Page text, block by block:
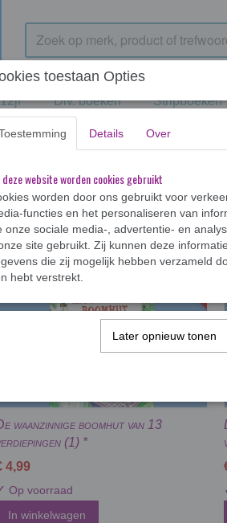
Div. boeken Stripboeken
op:
nw.prijs € 17.99
waanzinnige boomhut van 13
(1) *
4,99
Op voorraad
In winkelwagen
toestaan Opties
Details Over
deze website worden cookies gebruikt
worden door ons gebruikt voor
functies en het personaliseren van
onze sociale media-, advertentie- en
site gebruikt. Zij kunnen deze
die zij mogelijk hebben verzameld
hebt verstrekt.
Later opnieuw tonen